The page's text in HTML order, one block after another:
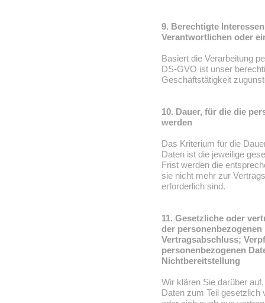
9. Berechtigte
Verantwortlichen oder
Basiert die Verarbeitung
DS-GVO ist unser
Geschäftstätigkeit
10. Dauer, für die die
werden
Das Kriterium für die
Daten ist die jeweilige
Frist werden die
sie nicht mehr zur
erforderlich sind.
11. Gesetzliche oder
der
Vertragsabschluss;
personenbezogenen
Nichtbereitstellung
Wir klären Sie darüber
Daten zum Teil